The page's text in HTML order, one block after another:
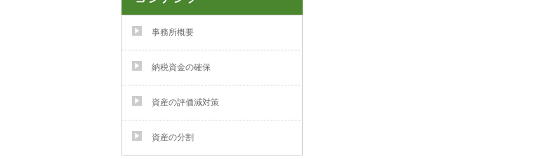
事務所概要
納税資金の確保
資産の評価減対策
資産の分割